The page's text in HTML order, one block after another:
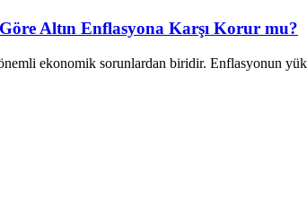
Altın Enflasyona Karşı Korur mu?
ekonomik sorunlardan biridir. Enflasyonun